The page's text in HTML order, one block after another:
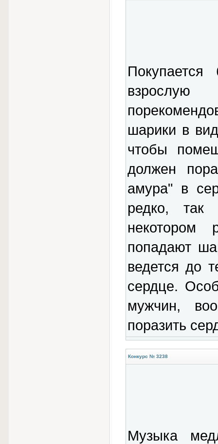
шарики в
чтобы
должен
амура" в
редко, так
некотором
попадают
ведется до
сердце.
мужчин,
поразить
Конкурс № 3238
Музыка